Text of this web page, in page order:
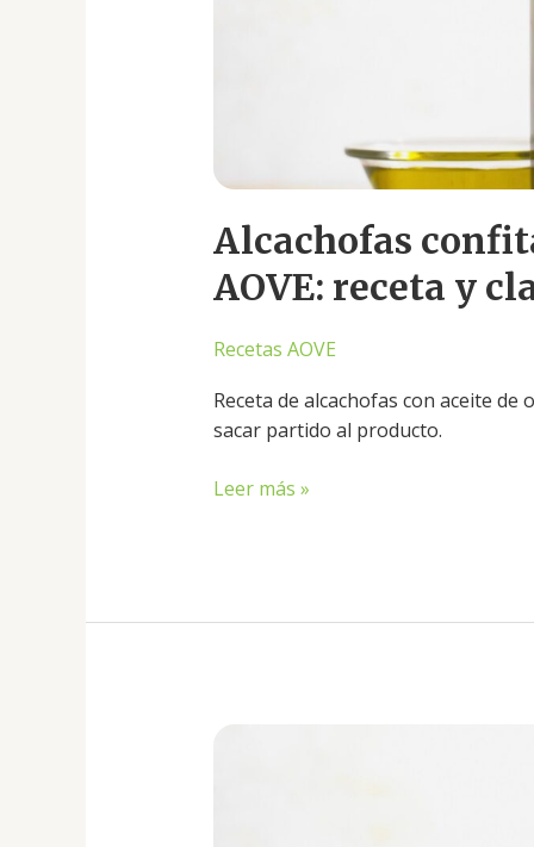
Alcachofas
AOVE: receta y
Recetas AOVE
Receta de alcachofas con aceite
sacar partido al producto.
Leer más »